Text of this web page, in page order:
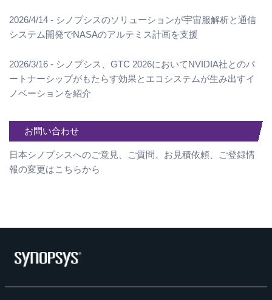
2026/4/14 - シノプシスのソリューションが宇宙服解析と通信
システム開発でNASAのアルテミス計画を支援
2026/3/16 - シノプシス、GTC 2026においてNVIDIA社とのパ
ートナーシップがもたらす効果とエコシステムが生み出すイ
ノベーションを紹介
お問い合わせ
日本シノプシスへのご意見、ご質問、お見積依頼、ご登録情
報の変更はこちらから